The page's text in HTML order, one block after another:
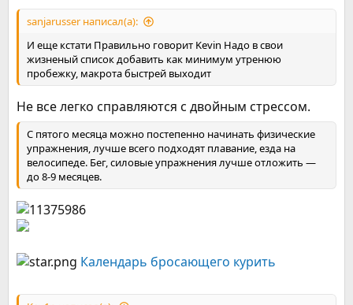
sanjarusser написал(а):
И еще кстати Правильно говорит Kevin Надо в свои
жизненый список добавить как минимум утренюю
пробежку, макрота быстрей выходит
Не все легко справляются с двойным стрессом.
С пятого месяца можно постепенно начинать физические
упражнения, лучше всего подходят плавание, езда на
велосипеде. Бег, силовые упражнения лучше отложить —
до 8-9 месяцев.
Календарь бросающего курить